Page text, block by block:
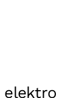
elektro